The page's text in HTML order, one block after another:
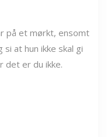
på et mørkt, ensomt
at hun ikke skal gi
det er du ikke.